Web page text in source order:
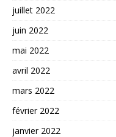
juillet 2022
juin 2022
mai 2022
avril 2022
mars 2022
février 2022
janvier 2022